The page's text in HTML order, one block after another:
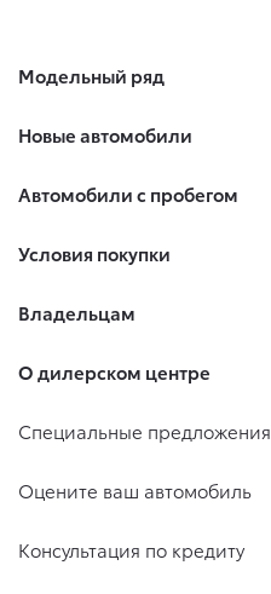
Модельный ряд
Новые автомобили
Автомобили с пробегом
Условия покупки
Владельцам
О дилерском центре
Специальные предложения
Оцените ваш автомобиль
Консультация по кредиту